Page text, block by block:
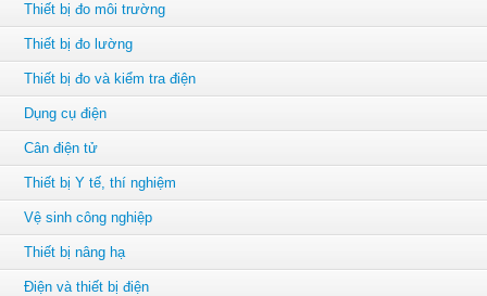
Thiết bị đo môi trường
Thiết bị đo lường
Thiết bị đo và kiểm tra điện
Dụng cụ điện
Cân điện tử
Thiết bị Y tế, thí nghiệm
Vệ sinh công nghiệp
Thiết bị nâng hạ
Điện và thiết bị điện